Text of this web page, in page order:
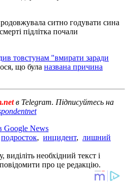
ситно годувати сина
підлітка почали
товстунам "вмирати заради
що була названа причина
в Telegram. Підписуйтесь на
Google News
подросток, инцидент, лишний
необхідний текст і
про це редакцію.